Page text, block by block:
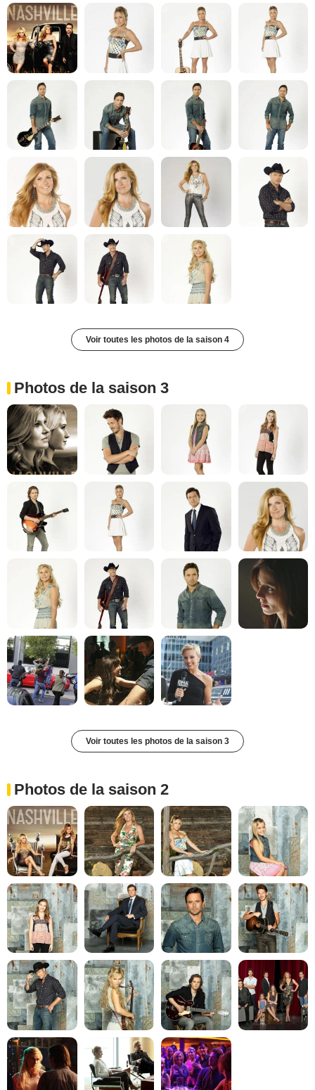
Voir toutes les photos de la saison 4
Photos de la saison 3
Voir toutes les photos de la saison 3
Photos de la saison 2